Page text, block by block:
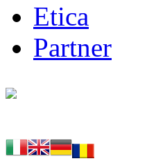
Etica
Partner